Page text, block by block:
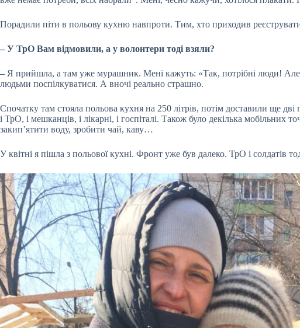
Порадили піти в польову кухню навпроти. Тим, хто приходив
– У ТрО Вам відмовили, а у волонтери тоді взяли?
– Я прийшла, а там уже мурашник. Мені кажуть: «Так, потрібні люди!
людьми поспілкуватися. А вночі реально страшно.
Спочатку там стояла польова кухня на 250 літрів, потім доставили ще
і ТрО, і мешканців, і лікарні, і госпіталі. Також було декілька
закип’ятити воду, зробити чай, каву…
У квітні я пішла з польової кухні. Фронт уже був далеко. ТрО і солдатів